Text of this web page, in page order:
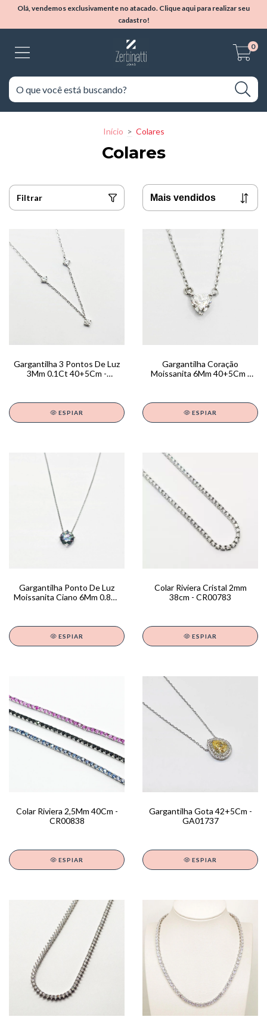
Olá, vendemos exclusivamente no atacado. Clique aqui para realizar seu
cadastro!
0
Início > Colares
Colares
Filtrar
Gargantilha 3 Pontos De Luz
3Mm 0.1Ct 40+5Cm -
ESPIAR
Gargantilha Coração
Moissanita 6Mm 40+5Cm -
ESPIAR
Gargantilha Ponto De Luz
Moissanita Ciano 6Mm 0.8Ct
ESPIAR
Colar Riviera Cristal 2mm
38cm - CR00783
ESPIAR
Colar Riviera 2,5Mm 40Cm -
CR00838
ESPIAR
Gargantilha Gota 42+5Cm -
GA01737
ESPIAR